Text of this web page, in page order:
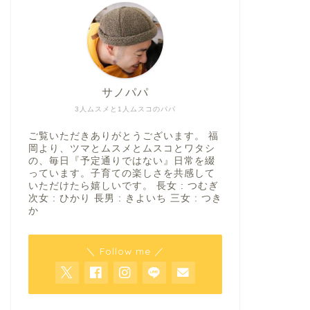
3人ムスメと1人ムスコのパパ
サノパパ
ご覧いただきありがとうございます。 福
岡より、ツマとムスメとムスコとワタシ
の、毎日『予定通りではない』日常を綴
っています。子育ての楽しさを共感して
いただけたら嬉しいです。 長女 : つむぎ
次女 : ひかり 長男 : きよいち 三女 : つき
か
＼ Follow me ／